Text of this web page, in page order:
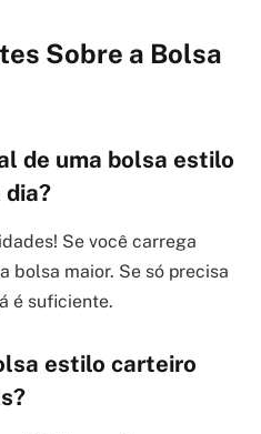
Sobre a Bolsa
de uma bolsa estilo
dia?
Se você carrega
bolsa maior. Se só precisa
é suficiente.
estilo carteiro